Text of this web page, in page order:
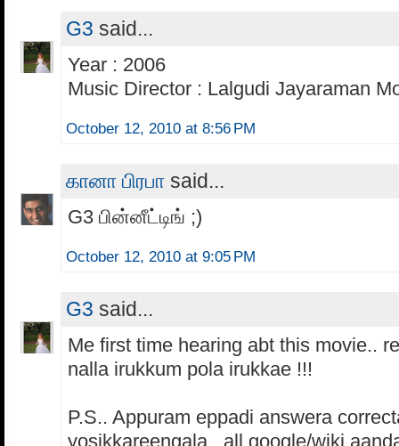
G3 said...
Year : 2006
Music Director : Lalgudi Jayaraman
October 12, 2010 at 8:56 PM
கானா பிரபா said...
G3 பின்னீட்டிங் ;)
October 12, 2010 at 9:05 PM
G3 said...
Me first time hearing abt this movie..
nalla irukkum pola irukkae !!!
P.S.. Appuram eppadi answera
yosikkareengala.. all google/wiki